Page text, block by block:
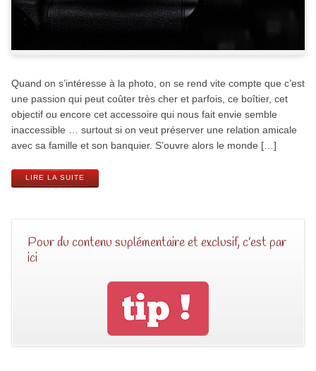
Quand on s’intéresse à la photo, on se rend vite compte que c’est
une passion qui peut coûter très cher et parfois, ce boîtier, cet
objectif ou encore cet accessoire qui nous fait envie semble
inaccessible … surtout si on veut préserver une relation amicale
avec sa famille et son banquier. S’ouvre alors le monde […]
LIRE LA SUITE
Pour du contenu suplémentaire et exclusif, c’est par
ici